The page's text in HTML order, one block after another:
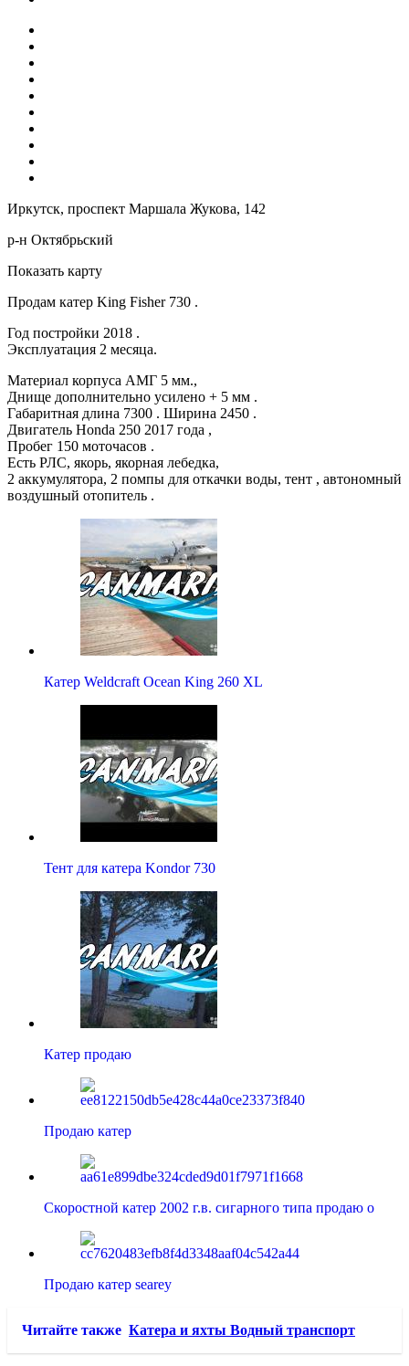
Иркутск, проспект Маршала Жукова, 142
р-н Октябрьский
Показать карту
Продам катер King Fisher 730 .
Год постройки 2018 .
Эксплуатация 2 месяца.
Материал корпуса АМГ 5 мм.,
Днище дополнительно усилено + 5 мм .
Габаритная длина 7300 . Ширина 2450 .
Двигатель Honda 250 2017 года ,
Пробег 150 моточасов .
Есть РЛС, якорь, якорная лебедка,
2 аккумулятора, 2 помпы для откачки воды, тент , автономный
воздушный отопитель .
Катер Weldcraft Ocean King 260 XL
Тент для катера Kondor 730
Катер продаю
Продаю катер
Скоростной катер 2002 г.в. сигарного типа продаю о
Продаю катер searey
Читайте также Катера и яхты Водный транспорт